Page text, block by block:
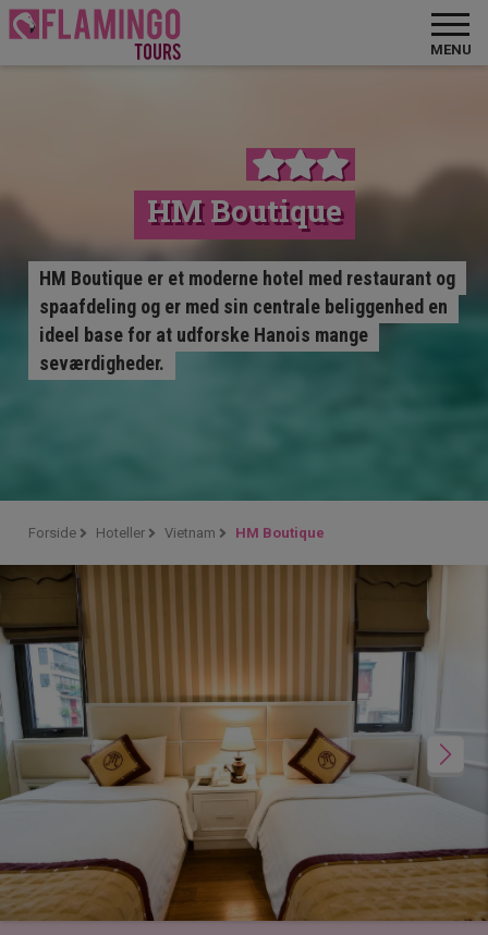
MENU
HM Boutique
HM Boutique er et moderne hotel med restaurant og
spaafdeling og er med sin centrale beliggenhed en
ideel base for at udforske Hanois mange
seværdigheder.
Forside Hoteller Vietnam HM Boutique